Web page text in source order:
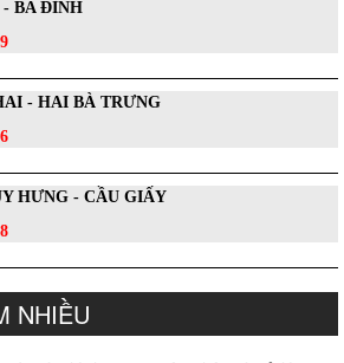
- BA ĐÌNH
- HAI BÀ TRƯNG
HƯNG - CẦU GIẤY
NHIỀU